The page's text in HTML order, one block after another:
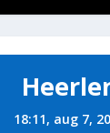
18:11, aug 7,